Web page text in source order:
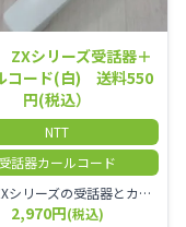
シリーズ受話器＋
コード(白) 送料550
円(税込）
NTT
受話器カールコード
NTT ZXシリーズの受話器とカールコードセット／本商品は中古品となります。 写真では分かりにくいキズ・汚れなどの使用感があります。 経年変化で日焼けの色味が強くなる場合がございます。 予めご理解・ご了承頂きますようお願いいたします。
2,970円(税込)